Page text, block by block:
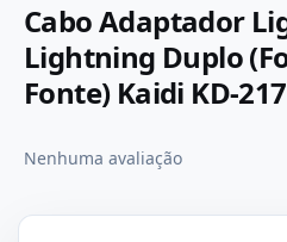
Cabo Adaptador
Lightning Duplo
Fonte) Kaidi KD-217
Nenhuma avaliação